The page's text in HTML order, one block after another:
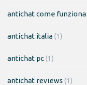
antichat come funziona
antichat italia(1)
antichat pc(1)
antichat reviews (1)